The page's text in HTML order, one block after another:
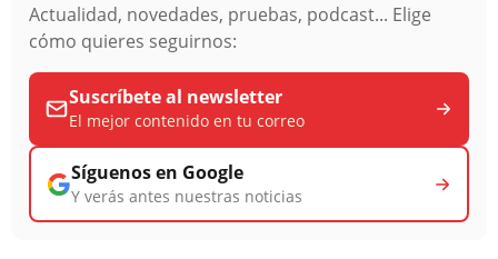
Actualidad, novedades, pruebas, podcast... Elige
cómo quieres seguirnos:
Suscríbete al newsletter
El mejor contenido en tu correo
Síguenos en Google
Y verás antes nuestras noticias